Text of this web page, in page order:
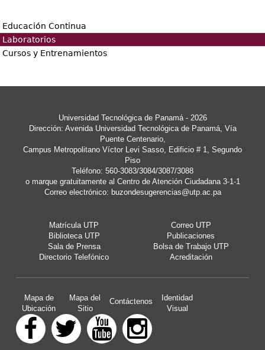
Educación Continua
Laboratorios
Cursos y Entrenamientos
Universidad Tecnológica de Panamá - 2026
Dirección: Avenida Universidad Tecnológica de Panamá, Vía
Puente Centenario,
Campus Metropolitano Víctor Levi Sasso, Edificio # 1, Segundo
Piso
Teléfono: 560-3083/3084/3087/3088
o marque gratuitamente al Centro de Atención Ciudadana 3-1-1
Correo electrónico: buzondesugerencias@utp.ac.pa
Matrícula UTP
Correo UTP
Biblioteca UTP
Publicaciones
Sala de Prensa
Bolsa de Trabajo UTP
Directorio Telefónico
Acreditación
Mapa de
Ubicación
Mapa del
Sitio
Contáctenos
Identidad
Visual